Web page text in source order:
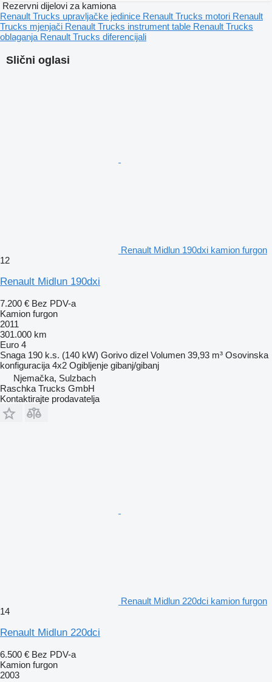
Slični oglasi
Renault Midlun 190dxi kamion furgon
12
Renault Midlun 190dxi
7.200 € Bez PDV-a
Kamion furgon
2011
301.000 km
Euro 4
Snaga 190 k.s. (140 kW) Gorivo dizel Volumen 39,93 m³ Osovinska
konfiguracija 4x2 Ogibljenje gibanj/gibanj
Njemačka, Sulzbach
Raschka Trucks GmbH
Kontaktirajte prodavatelja
Renault Midlun 220dci kamion furgon
14
Renault Midlun 220dci
6.500 € Bez PDV-a
Kamion furgon
2003
Rezervni dijelovi za kamiona
Renault Trucks upravljačke jedinice Renault Trucks motori Renault
Trucks mjenjači Renault Trucks instrument table Renault Trucks
oblaganja Renault Trucks diferencijali